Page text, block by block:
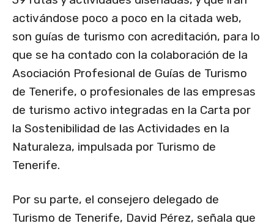
activándose poco a poco en la citada web,
son guías de turismo con acreditación, para lo
que se ha contado con la colaboración de la
Asociación Profesional de Guías de Turismo
de Tenerife, o profesionales de las empresas
de turismo activo integradas en la Carta por
la Sostenibilidad de las Actividades en la
Naturaleza, impulsada por Turismo de
Tenerife.
Por su parte, el consejero delegado de
Turismo de Tenerife, David Pérez, señala que